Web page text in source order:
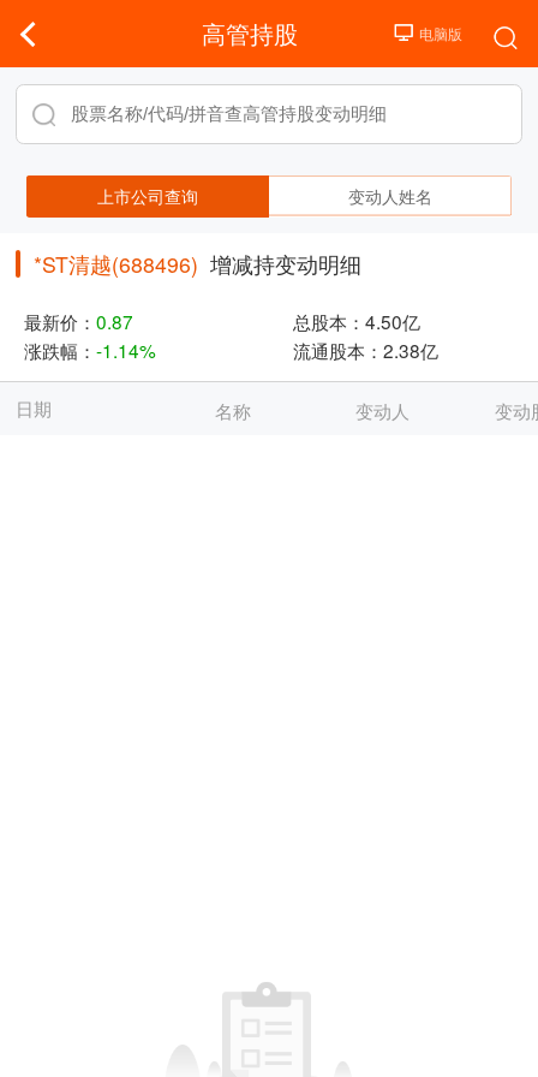
高管持股
上市公司查询 变动人姓名
*ST清越(688496) 增减持变动明细
最新价： 0.87 总股本： 4.50亿
涨跌幅： -1.14% 流通股本： 2.38亿
日期 名称 变动人 变动